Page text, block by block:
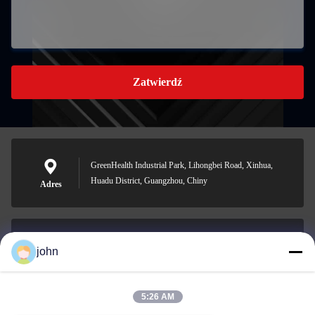
Zatwierdź
Adres
GreenHealth Industrial Park, Lihongbei Road, Xinhua,
Huadu District, Guangzhou, Chiny
john
5:26 AM